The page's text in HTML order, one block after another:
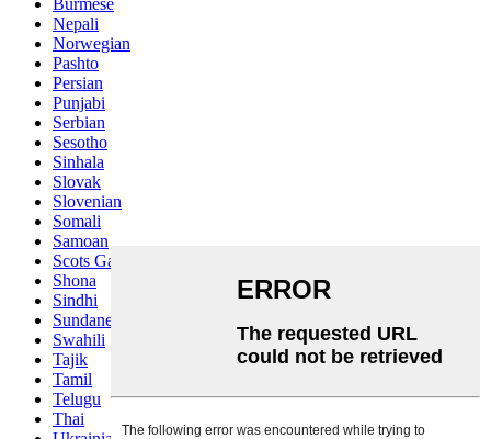
Burmese
Nepali
Norwegian
Pashto
Persian
Punjabi
Serbian
Sesotho
Sinhala
Slovak
Slovenian
Somali
Samoan
Scots Gaelic
Shona
Sindhi
Sundanese
Swahili
Tajik
Tamil
Telugu
Thai